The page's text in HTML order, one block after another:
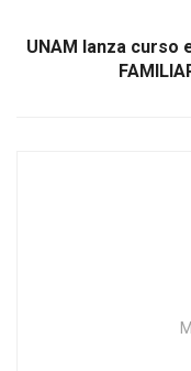
UNAM lanza curso